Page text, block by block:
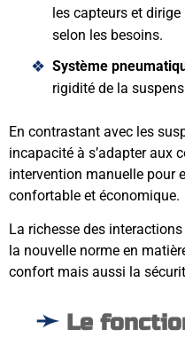
les capteurs et
selon les besoins.
Système
rigidité de la
En contrastant avec les
incapacité à s’adapter aux
intervention manuelle pour
confortable et économique.
La richesse des
la nouvelle norme en
confort mais aussi la
Le